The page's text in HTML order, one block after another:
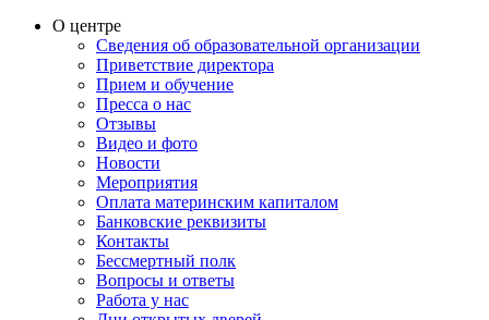
О центре
Сведения об образовательной организации
Приветствие директора
Прием и обучение
Пресса о нас
Отзывы
Видео и фото
Новости
Мероприятия
Оплата материнским капиталом
Банковские реквизиты
Контакты
Бессмертный полк
Вопросы и ответы
Работа у нас